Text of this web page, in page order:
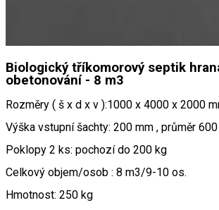
Biologický tříkomorový septik
obetonování - 8 m3
Rozměry ( š x d x v ):1000 x 4000 x 2000
Výška vstupní šachty: 200 mm , průměr
Poklopy 2 ks: pochozí do 200 kg
Celkový objem/osob : 8 m3/9-10 os.
Hmotnost: 250 kg